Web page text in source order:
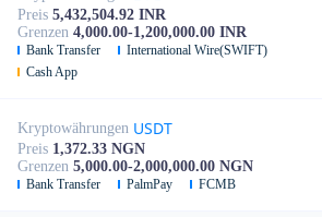
Preis 5,432,504.92 INR
Grenzen 4,000.00-1,200,000.00 INR
Bank Transfer
International Wire(SWIFT)
Cash App
Kryptowährungen USDT
Preis 1,372.33 NGN
Grenzen 5,000.00-2,000,000.00 NGN
Bank Transfer PalmPay FCMB